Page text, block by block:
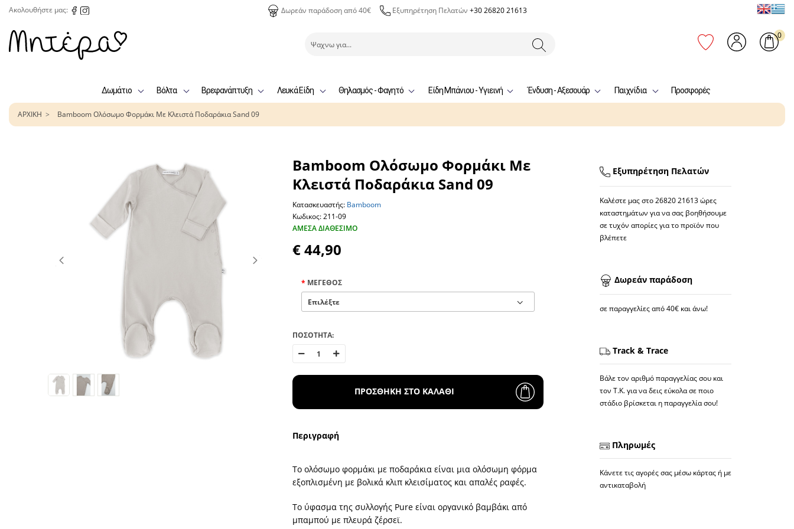
Ακολουθήστε μας: Δωρεάν παράδοση από 40€ Εξυπηρέτηση Πελατών +30 26820 21613
0
Δωμάτιο Βόλτα Βρεφανάπτυξη Λευκά Είδη Θηλασμός - Φαγητό Είδη Μπάνιου - Υγιεινή Ένδυση - Αξεσουάρ Παιχνίδια Προσφορές
ΑΡΧΙΚΗ Bamboom Ολόσωμο Φορμάκι Με Κλειστά Ποδαράκια Sand 09
Bamboom Ολόσωμο Φορμάκι Με
Κλειστά Ποδαράκια Sand 09
Κατασκευαστής: Bamboom
Κωδικος: 211-09
ΆΜΕΣΑ ΔΙΑΘΈΣΙΜΟ
€ 44,90
ΜΈΓΕΘΟΣ
ΠΟΣΟΤΗΤΑ:
ΠΡΟΣΘΗΚΗ ΣΤΟ ΚΑΛΑΘΙ
Περιγραφή
Το ολόσωμο φορμάκι με ποδαράκια είναι μια ολόσωμη φόρμα
εξοπλισμένη με βολικά κλιπ κλεισίματος και απαλές ραφές.
Το ύφασμα της συλλογής Pure είναι οργανικό βαμβάκι από
μπαμπού με πλευρά ζέρσεϊ.
Εξυπηρέτηση Πελατών
Καλέστε μας στο26820 21613ώρες
καταστημάτων για να σας βοηθήσουμε
σε τυχόν απορίες για το προϊόν που
βλέπετε
Δωρεάν παράδοση
σε παραγγελίες από 40€ και άνω!
Track & Trace
Βάλε τον αριθμό παραγγελίας σου και
τον Τ.Κ. για να δεις εύκολα σε ποιο
στάδιο βρίσκεται η παραγγελία σου!
Πληρωμές
Κάνετε τις αγορές σας μέσω κάρτας ή με
αντικαταβολή